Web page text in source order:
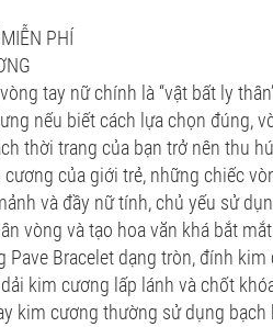
PHÍ
tay nữ chính là “vật bất ly
nếu biết cách lựa chọn đúng,
thời trang của bạn trở nên thu
của giới trẻ, những chiếc
và đầy nữ tính, chủ yếu sử
vòng và tạo hoa văn khá bắt
Pave Bracelet dạng tròn, đính
kim cương lấp lánh và chốt
kim cương thường sử dụng